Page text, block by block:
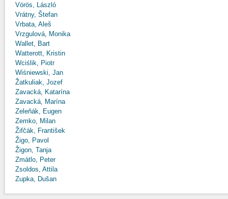
Vörös, László
Vrátny, Štefan
Vrbata, Aleš
Vrzgulová, Monika
Wallet, Bart
Watterott, Kristin
Wciślik, Piotr
Wiśniewski, Jan
Žatkuliak, Jozef
Zavacká, Katarína
Zavacká, Marína
Zeleňák, Eugen
Zemko, Milan
Žifčák, František
Žigo, Pavol
Žigon, Tanja
Zmátlo, Peter
Zsoldos, Attila
Zupka, Dušan